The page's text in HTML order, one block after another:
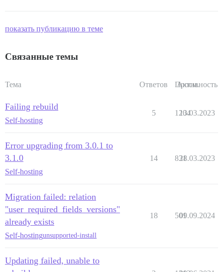
показать публикацию в теме
Связанные темы
Тема Ответов Просм.
Активность
Failing rebuild
Self-hosting
5 1204
13.03.2023
Error upgrading from 3.0.1 to
3.1.0
Self-hosting
14 831
28.03.2023
Migration failed: relation
"user_required_fields_versions"
already exists
Self-hostingunsupported-install
18 501
09.09.2024
Updating failed, unable to